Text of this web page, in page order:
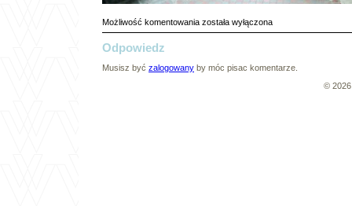
Możliwość komentowania DSC_1774a
została wyłączona
Odpowiedz
Musisz być zalogowany by móc pisac komentarze.
©